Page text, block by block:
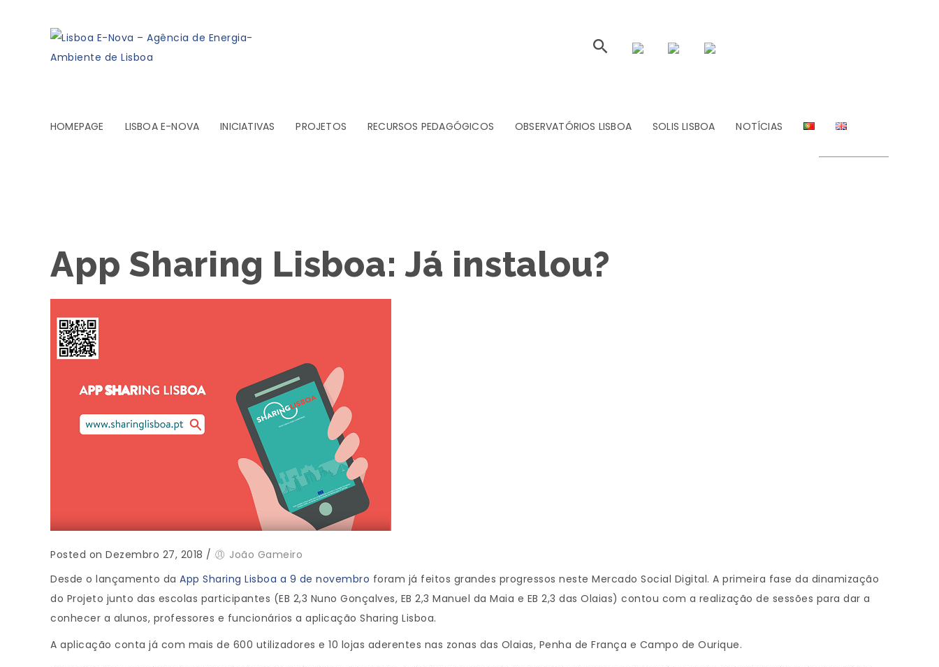
HOMEPAGE LISBOA E-NOVA INICIATIVAS PROJETOS RECURSOS PEDAGÓGICOS OBSERVATÓRIOS LISBOA SOLIS LISBOA NOTÍCIAS
App Sharing Lisboa: Já instalou?
Posted on Dezembro 27, 2018 /
João Gameiro
Desde o lançamento da App Sharing Lisboa a 9 de novembro foram já feitos grandes progressos neste Mercado Social Digital. A primeira fase da dinamização
do Projeto junto das escolas participantes (EB 2,3 Nuno Gonçalves, EB 2,3 Manuel da Maia e EB 2,3 das Olaias) contou com a realização de sessões para dar a
conhecer a alunos, professores e funcionários a aplicação Sharing Lisboa.
A aplicação conta já com mais de 600 utilizadores e 10 lojas aderentes nas zonas das Olaias, Penha de França e Campo de Ourique.